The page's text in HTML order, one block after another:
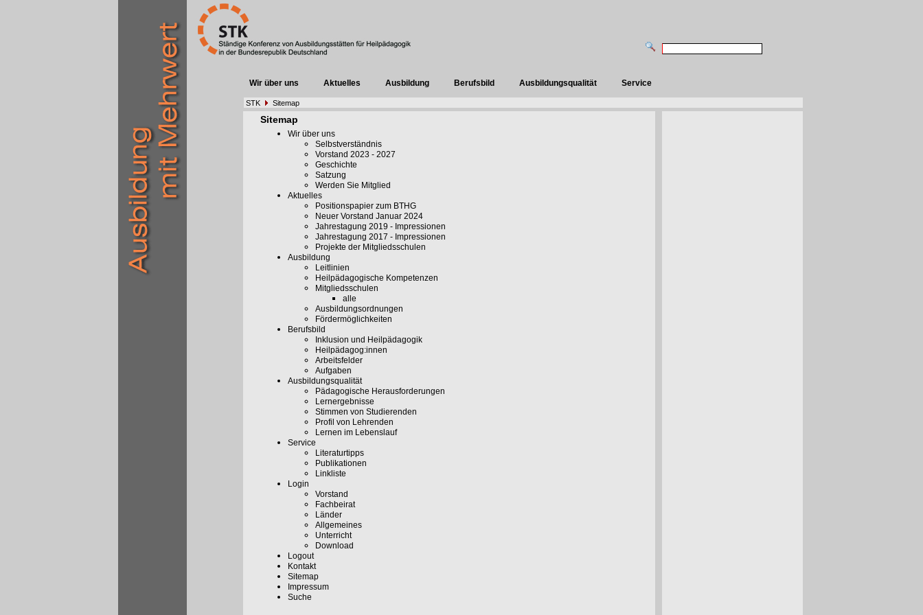
Wir über uns Aktuelles Ausbildung Berufsbild Ausbildungsqualität Service
STK Sitemap
Sitemap
Wir über uns
Selbstverständnis
Vorstand 2023 - 2027
Geschichte
Satzung
Werden Sie Mitglied
Aktuelles
Positionspapier zum BTHG
Neuer Vorstand Januar 2024
Jahrestagung 2019 - Impressionen
Jahrestagung 2017 - Impressionen
Projekte der Mitgliedsschulen
Ausbildung
Leitlinien
Heilpädagogische Kompetenzen
Mitgliedsschulen
alle
Ausbildungsordnungen
Fördermöglichkeiten
Berufsbild
Inklusion und Heilpädagogik
Heilpädagog:innen
Arbeitsfelder
Aufgaben
Ausbildungsqualität
Pädagogische Herausforderungen
Lernergebnisse
Stimmen von Studierenden
Profil von Lehrenden
Lernen im Lebenslauf
Service
Literaturtipps
Publikationen
Linkliste
Login
Vorstand
Fachbeirat
Länder
Allgemeines
Unterricht
Download
Logout
Kontakt
Sitemap
Impressum
Suche